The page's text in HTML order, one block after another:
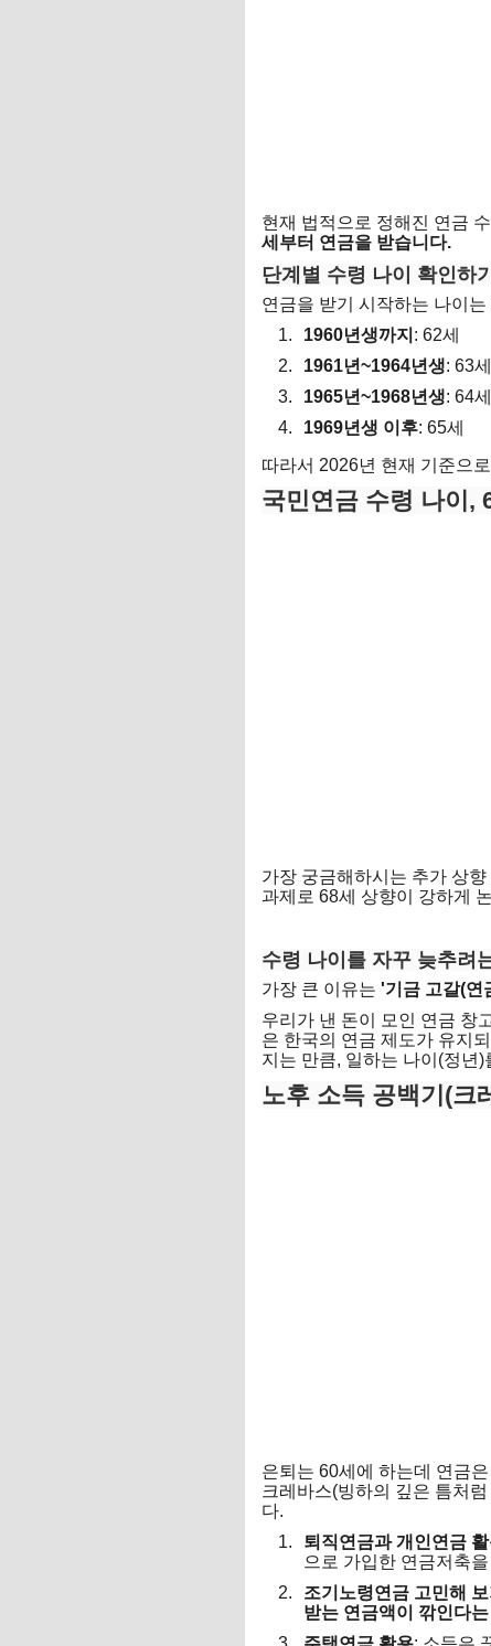
현재 법적으로 정해진 연금
세부터 연금을 받습니다.
단계별 수령 나이 확인하기
연금을 받기 시작하는 나이
1960년생까지 : 62세
1961년~1964년생: 63세
1965년~1968년생: 64세
1969년생 이후: 65세
따라서 2026년 현재 기준으
국민연금 수령 나이,
가장 궁금해하시는 추가 상
과제로 68세 상향이 강하게
수령 나이를 자꾸 늦추려
가장 큰 이유는 '기금 고갈(연
우리가 낸 돈이 모인 연금 창
은 한국의 연금 제도가 유지
지는 만큼, 일하는 나이(정년
노후 소득 공백기(크
은퇴는 60세에 하는데 연금
크레바스(빙하의 깊은 틈처
다.
퇴직연금과 개인연금
으로 가입한 연금저축
조기노령연금 고민해 보
받는 연금액이 깎인다는